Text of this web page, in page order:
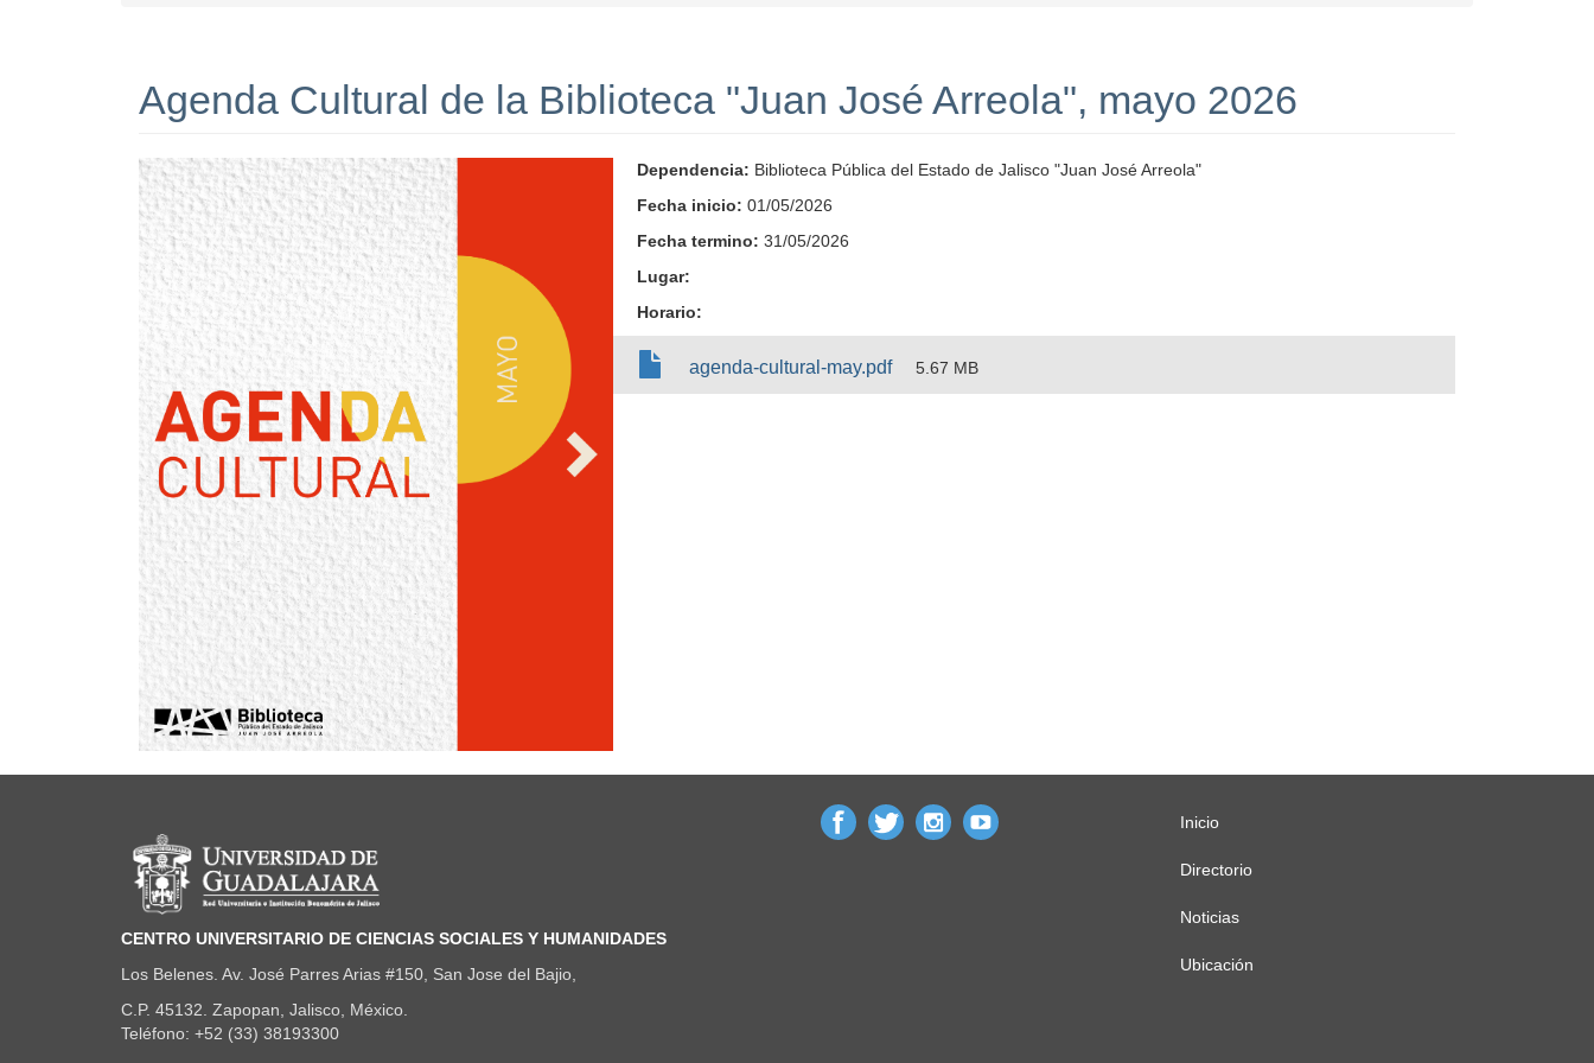
Agenda Cultural de la Biblioteca "Juan José Arreola", mayo 2026
Dependencia: Biblioteca Pública del Estado de Jalisco "Juan José Arreola"
Fecha inicio: 01/05/2026
Fecha termino: 31/05/2026
Lugar:
Horario:
agenda-cultural-may.pdf 5.67 MB
Información del portal
CENTRO UNIVERSITARIO DE CIENCIAS SOCIALES Y HUMANIDADES
Los Belenes. Av. José Parres Arias #150, San Jose del Bajio,
C.P. 45132. Zapopan, Jalisco, México.
Teléfono: +52 (33) 38193300
Menú
principal
Inicio
Directorio
Noticias
Ubicación